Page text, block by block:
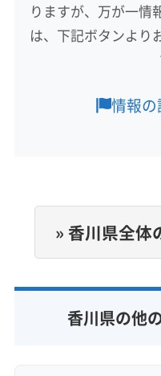
香川郡直島町
仲多度郡
仲多度郡多度津町
木田
もっと見る
8:00〜20:00
非公開
りますが、万が一情
は、下記ボタンより
情報の
» 香川県全体
香川県の他